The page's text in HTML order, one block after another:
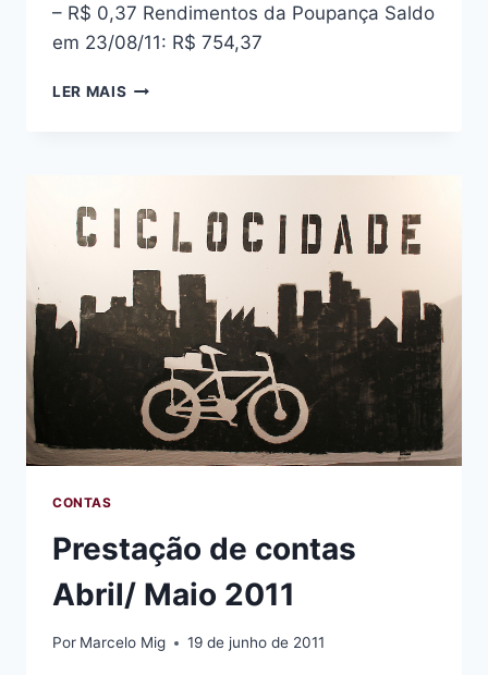
– R$ 0,37 Rendimentos da Poupança Saldo
em 23/08/11: R$ 754,37
LER MAIS PRESTAÇÃO
CONTAS
Prestação de contas
Abril/ Maio 2011
Por Marcelo Mig 19 de junho de 2011